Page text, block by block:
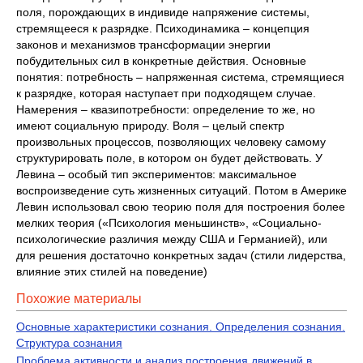
поля, порождающих в индивиде напряжение системы,
стремящееся к разрядке. Психодинамика – концепция
законов и механизмов трансформации энергии
побудительных сил в конкретные действия. Основные
понятия: потребность – напряженная система, стремящиеся
к разрядке, которая наступает при подходящем случае.
Намерения – квазипотребности: определение то же, но
имеют социальную природу. Воля – целый спектр
произвольных процессов, позволяющих человеку самому
структурировать поле, в котором он будет действовать. У
Левина – особый тип экспериментов: максимальное
воспроизведение суть жизненных ситуаций. Потом в Америке
Левин использовал свою теорию поля для построения более
мелких теория («Психология меньшинств», «Социально-
психологические различия между США и Германией), или
для решения достаточно конкретных задач (стили лидерства,
влияние этих стилей на поведение)
Похожие материалы
Основные характеристики сознания. Определения сознания.
Структура сознания